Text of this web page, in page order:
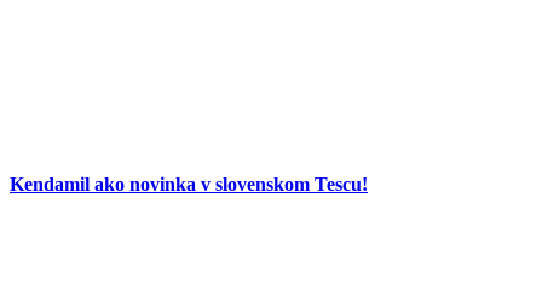
Kendamil ako novinka v slovenskom Tescu!